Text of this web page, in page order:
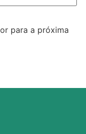
para a próxima